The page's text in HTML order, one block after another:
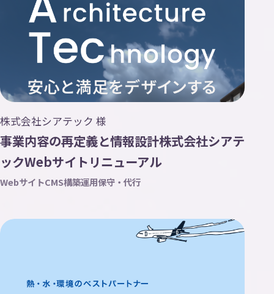
株式会社シアテック 様
事業内容の再定義と情報設計株式会社シアテ
ックWebサイトリニューアル
WebサイトCMS構築運用保守・代行